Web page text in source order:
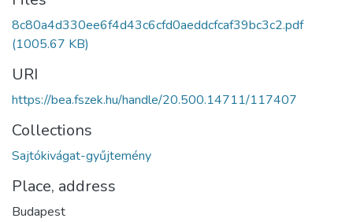
8c80a4d330ee6f4d43c6cfd0aeddcfcaf39bc3c2.pdf
(1005.67 KB)
URI
https://bea.fszek.hu/handle/20.500.14711/117407
Collections
Sajtókivágat-gyűjtemény
Place, address
Budapest